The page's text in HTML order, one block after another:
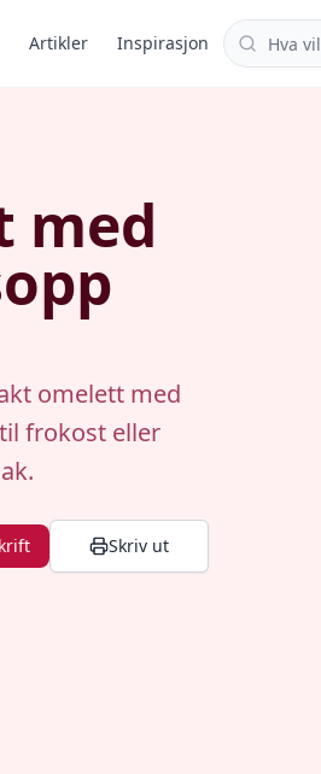
Artikler Inspirasjon Søk i
med
omelett med
frokost eller
Skriv ut